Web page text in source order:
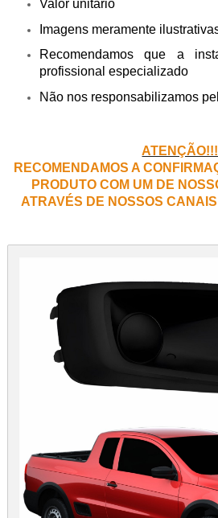
Valor unitário
Imagens meramente
Recomendamos que a
profissional especializado
Não nos responsabilizamos
ATENÇÃO!!!
RECOMENDAMOS A
PRODUTO COM UM DE
ATRAVÉS DE NOSSOS